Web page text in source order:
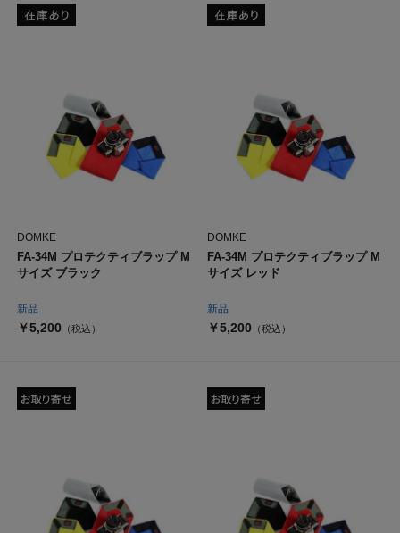
新品
DOMKE
FA-34M プロテクティブラップ M
サイズ ブラック
￥5,200 （税込）
新品
DOMKE
FA-34M プロテクティブラップ M
サイズ レッド
￥5,200 （税込）